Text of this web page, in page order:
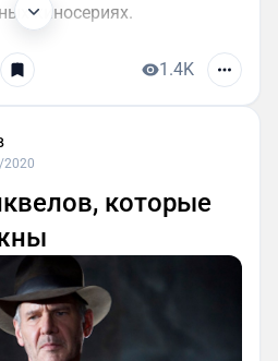
киносериях.
1.4K
которые